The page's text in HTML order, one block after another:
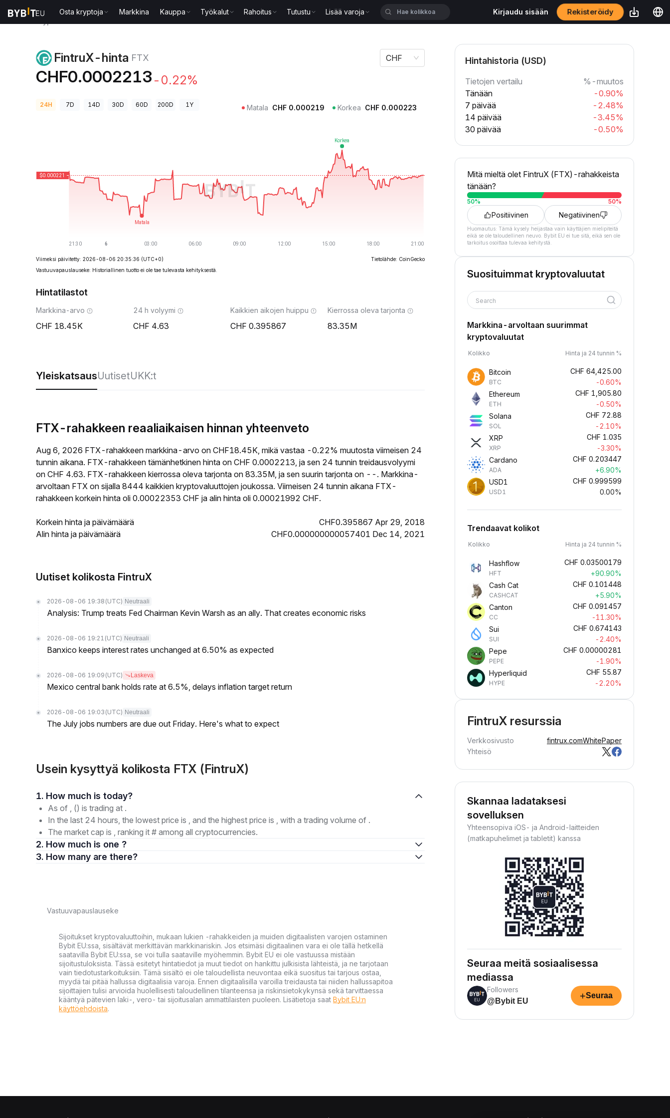
Osta kryptoja Markkina Kauppa Työkalut Rahoitus Tutustu Lisää varoja Kirjaudu sisään Rekisteröidy
FintruX-hinta FTX
CHF0.0002213 -0.22%
CHF
24H 7D 14D 30D 60D 200D 1Y Matala CHF 0.000219 Korkea CHF 0.000223
Viimeksi päivitetty: 2026-08-06 20:35:36 (UTC+0)
Tietolähde: CoinGecko
Vastuuvapauslauseke: Historiallinen tuotto ei ole tae tulevasta kehityksestä.
Hintatilastot
Markkina-arvo
18.45K
24 h volyymi
4.63
Kaikkien aikojen huippu
0.395867
Kierrossa oleva tarjonta
83.35M
YleiskatsausUutisetUKK:t
FTX-rahakkeen reaaliaikaisen hinnan yhteenveto
Aug 6, 2026 FTX-rahakkeen markkina-arvo on CHF18.45K, mikä vastaa -0.22% muutosta viimeisen 24
tunnin aikana. FTX-rahakkeen tämänhetkinen hinta on CHF 0.0002213, ja sen 24 tunnin treidausvolyymi
on CHF 4.63. FTX-rahakkeen kierrossa oleva tarjonta on 83.35M, ja sen suurin tarjonta on --. Markkina-
arvoltaan FTX on sijalla 8444 kaikkien kryptovaluuttojen joukossa. Viimeisen 24 tunnin aikana FTX-
rahakkeen korkein hinta oli 0.00022353 CHF ja alin hinta oli 0.00021992 CHF.
Korkein hinta ja päivämäärä
CHF0.395867 Apr 29, 2018
Alin hinta ja päivämäärä
CHF0.000000000057401 Dec 14, 2021
Uutiset kolikosta FintruX
2026-08-06 19:38 (UTC) Neutraali
Analysis: Trump treats Fed Chairman Kevin Warsh as an ally. That creates economic risks
2026-08-06 19:21 (UTC) Neutraali
Banxico keeps interest rates unchanged at 6.50% as expected
2026-08-06 19:09 (UTC) Laskeva
Mexico central bank holds rate at 6.5%, delays inflation target return
2026-08-06 19:03 (UTC) Neutraali
The July jobs numbers are due out Friday. Here's what to expect
Usein kysyttyä kolikosta FTX (FintruX)
1. How much is today?
As of , () is trading at .
In the last 24 hours, the lowest price is , and the highest price is , with a trading volume of .
The market cap is , ranking it # among all cryptocurrencies.
2. How much is one ?
3. How many are there?
Vastuuvapauslauseke
Sijoitukset kryptovaluuttoihin, mukaan lukien -rahakkeiden ja muiden digitaalisten varojen ostaminen
Bybit EU:ssa, sisältävät merkittävän markkinariskin. Jos etsimäsi digitaalinen vara ei ole tällä hetkellä
saatavilla Bybit EU:ssa, se voi tulla saataville myöhemmin. Bybit EU ei ole vastuussa mistään
sijoitustuloksista. Tässä esitetyt hintatiedot ja muut tiedot on hankittu julkisista lähteistä, ja ne tarjotaan
vain tiedotustarkoituksiin. Tämä sisältö ei ole taloudellista neuvontaa eikä suositus tai tarjous ostaa,
myydä tai pitää hallussa digitaalisia varoja. Ennen digitaalisilla varoilla treidausta tai niiden hallussapitoa
sijoittajien tulisi arvioida huolellisesti taloudellinen tilanteensa ja riskinsietokykynsä sekä tarvittaessa
kääntyä pätevien laki-, vero- tai sijoitusalan ammattilaisten puoleen. Lisätietoja saat Bybit EU:n
käyttöehdoista.
Hintahistoria (USD)
Tietojen vertailu
%-muutos
Tänään
-0.90%
7 päivää
-2.48%
14 päivää
-3.45%
30 päivää
-0.50%
Mitä mieltä olet FintruX (FTX)-rahakkeista
tänään?
50% 50%
Positiivinen Negatiivinen
Huomautus: Tämä kysely heijastaa vain käyttäjien mielipiteitä
eikä se ole taloudellinen neuvo. Bybit EU ei tue sitä, eikä sen ole
tarkoitus osoittaa tulevaa kehitystä.
Suosituimmat kryptovaluutat
Search
Markkina-arvoltaan suurimmat
kryptovaluutat
Kolikko Hinta ja 24 tunnin %
Bitcoin
BTC
CHF 64,425.00
-0.60%
Ethereum
ETH
CHF 1,905.80
-0.50%
Solana
SOL
CHF 72.88
-2.10%
XRP
XRP
CHF 1.035
-3.30%
Cardano
ADA
CHF 0.203447
+6.90%
USD1
USD1
CHF 0.999599
0.00%
Trendaavat kolikot
Kolikko Hinta ja 24 tunnin %
Hashflow
HFT
CHF 0.03500179
+90.90%
Cash Cat
CASHCAT
CHF 0.101448
+5.90%
Canton
CC
CHF 0.091457
-11.30%
Sui
SUI
CHF 0.674143
-2.40%
Pepe
PEPE
CHF 0.00000281
-1.90%
Hyperliquid
HYPE
CHF 55.87
-2.20%
FintruX resurssia
Verkkosivusto fintrux.comWhitePaper
Yhteisö
Skannaa ladataksesi
sovelluksen
Yhteensopiva iOS- ja Android-laitteiden
(matkapuhelimet ja tabletit) kanssa
Seuraa meitä sosiaalisessa
mediassa
Followers
@Bybit EU
+Seuraa